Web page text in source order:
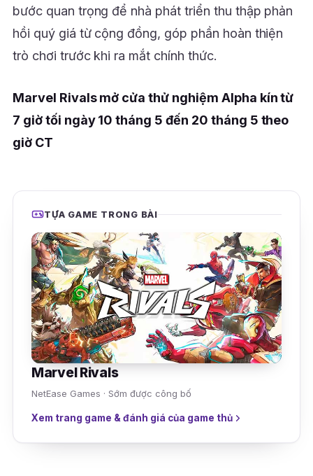
bước quan trọng để nhà phát triển thu thập phản
hồi quý giá từ cộng đồng, góp phần hoàn thiện
trò chơi trước khi ra mắt chính thức.
Marvel Rivals mở cửa thử nghiệm Alpha kín từ
7 giờ tối ngày 10 tháng 5 đến 20 tháng 5 theo
giờ CT
TỰA GAME TRONG BÀI
Marvel Rivals
NetEase Games · Sớm được công bố
Xem trang game & đánh giá của game thủ